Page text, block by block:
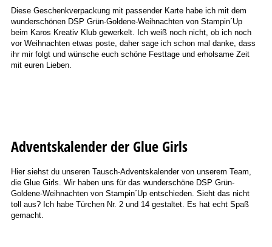
Diese Geschenkverpackung mit passender Karte habe ich mit dem
wunderschönen DSP Grün-Goldene-Weihnachten von Stampin´Up
beim Karos Kreativ Klub gewerkelt. Ich weiß noch nicht, ob ich noch
vor Weihnachten etwas poste, daher sage ich schon mal danke, dass
ihr mir folgt und wünsche euch schöne Festtage und erholsame Zeit
mit euren Lieben.
Adventskalender der Glue Girls
Hier siehst du unseren Tausch-Adventskalender von unserem Team,
die Glue Girls. Wir haben uns für das wunderschöne DSP Grün-
Goldene-Weihnachten von Stampin´Up entschieden. Sieht das nicht
toll aus? Ich habe Türchen Nr. 2 und 14 gestaltet. Es hat echt Spaß
gemacht.